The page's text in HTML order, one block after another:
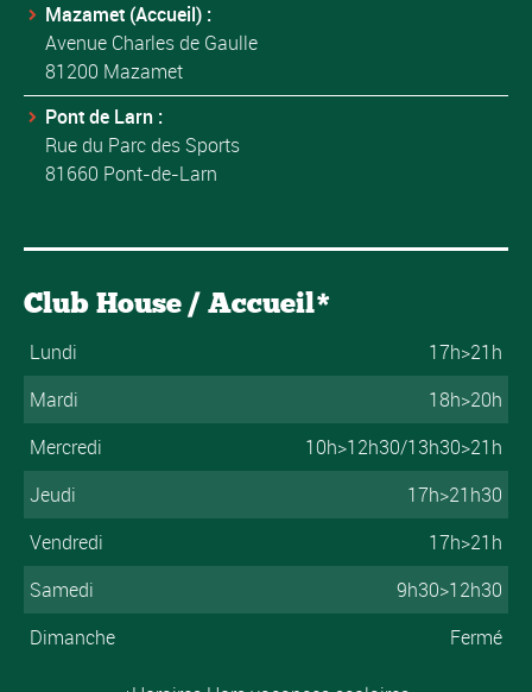
Mazamet (Accueil) :
Avenue Charles de Gaulle
81200 Mazamet
Pont de Larn :
Rue du Parc des Sports
81660 Pont-de-Larn
Club House / Accueil*
Lundi
17h>21h
Mardi
18h>20h
Mercredi
10h>12h30/13h30>21h
Jeudi
17h>21h30
Vendredi
17h>21h
Samedi
9h30>12h30
Dimanche
Fermé